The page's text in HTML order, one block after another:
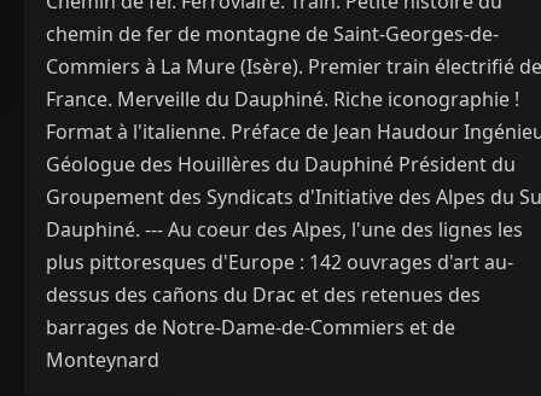
chemin de fer de montagne de Saint-Georges-de-
Commiers à La Mure (Isère). Premier train électrifié de
France. Merveille du Dauphiné. Riche iconographie !
Format à l'italienne. Préface de Jean Haudour
Géologue des Houillères du Dauphiné Président du
Groupement des Syndicats d'Initiative des Alpes du
Dauphiné. --- Au coeur des Alpes, l'une des lignes les
plus pittoresques d'Europe : 142 ouvrages d'art au-
dessus des cañons du Drac et des retenues des
barrages de Notre-Dame-de-Commiers et de
Monteynard